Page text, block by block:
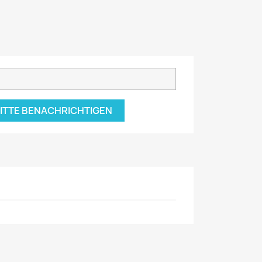
BENACHRICHTIGEN